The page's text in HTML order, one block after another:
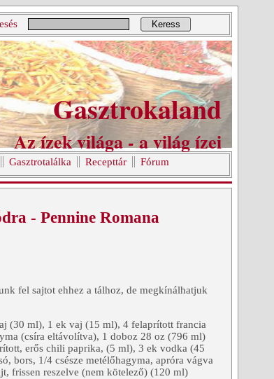
Keress
Gasztrokaland
Az ízek világa - a világ ízei
Gasztrotalálka Recepttár Fórum
- Pennine Romana
fel sajtot ehhez a tálhoz, de megkínálhatjuk
(30 ml), 1 ek vaj (15 ml), 4 felaprított francia
(csíra eltávolítva), 1 doboz 28 oz (796 ml)
erős chili paprika, (5 ml), 3 ek vodka (45
bors, 1/4 csésze metélőhagyma, apróra vágva
frissen reszelve (nem kötelező) (120 ml)